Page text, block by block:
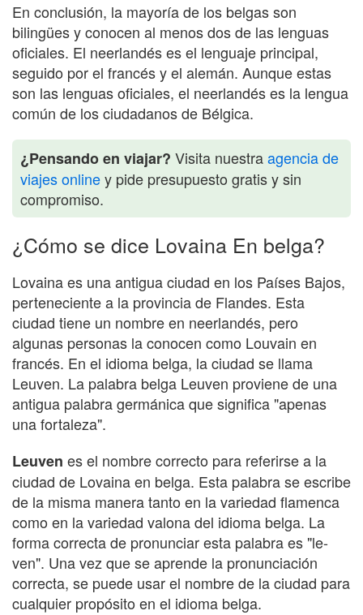
En conclusión, la mayoría de los belgas son
bilingües y conocen al menos dos de las lenguas
oficiales. El neerlandés es el lenguaje principal,
seguido por el francés y el alemán. Aunque estas
son las lenguas oficiales, el neerlandés es la lengua
común de los ciudadanos de Bélgica.
¿Pensando en viajar? Visita nuestraagencia de
viajes onliney pide presupuesto gratis y sin
compromiso.
¿Cómo se dice Lovaina En belga?
Lovaina es una antigua ciudad en los Países Bajos,
perteneciente a la provincia de Flandes. Esta
ciudad tiene un nombre en neerlandés, pero
algunas personas la conocen como Louvain en
francés. En el idioma belga, la ciudad se llama
Leuven. La palabra belga Leuven proviene de una
antigua palabra germánica que significa "apenas
una fortaleza".
Leuven es el nombre correcto para referirse a la
ciudad de Lovaina en belga. Esta palabra se escribe
de la misma manera tanto en la variedad flamenca
como en la variedad valona del idioma belga. La
forma correcta de pronunciar esta palabra es "le-
ven". Una vez que se aprende la pronunciación
correcta, se puede usar el nombre de la ciudad para
cualquier propósito en el idioma belga.